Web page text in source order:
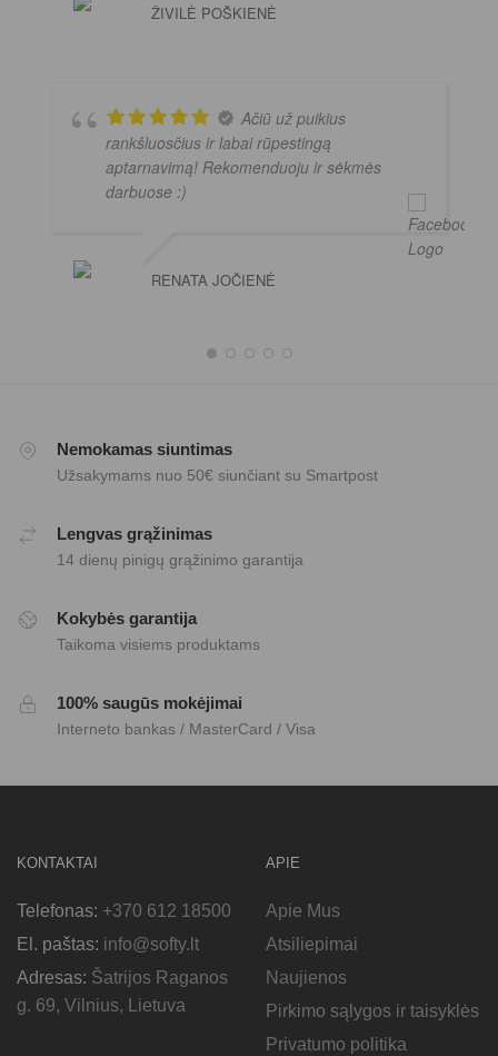
ŽIVILĖ POŠKIENĖ
Ačiū už puikius
rankšluosčius ir labai rūpestingą
aptarnavimą! Rekomenduoju ir sėkmės
darbuose :)
RENATA JOČIENĖ
Nemokamas siuntimas
Užsakymams nuo 50€ siunčiant su Smartpost
Lengvas grąžinimas
14 dienų pinigų grąžinimo garantija
Kokybės garantija
Taikoma visiems produktams
100% saugūs mokėjimai
Interneto bankas / MasterCard / Visa
KONTAKTAI
Telefonas: +370 612 18500
El. paštas: info@softy.lt
Adresas: Šatrijos Raganos
g. 69, Vilnius, Lietuva
APIE
Apie Mus
Atsiliepimai
Naujienos
Pirkimo sąlygos ir taisyklės
Privatumo politika